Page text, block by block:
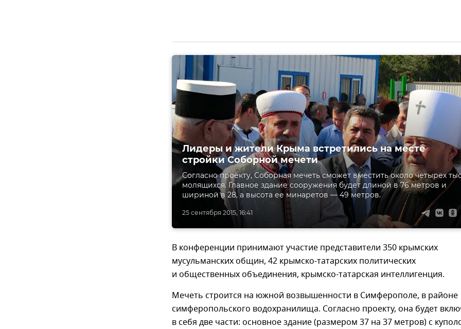
25 сентября 2015, 16:41
Лидеры и жители Крыма встретились на месте
стройки Соборной мечети
Согласно проекту, Соборная мечеть сможет вместить около четырех
молящихся. Главное здание сооружения будет длиной в 76 метров и
шириной в 28, а высота ее минаретов — 49 метров.
В конференции принимают участие представители 350 крымских
мусульманских общин, 42 крымско-татарских политических
и общественных объединения, крымско-татарская интеллигенция.
Мечеть строится на южной возвышенности в Симферополе, в районе
симферопольского водохранилища. Согласно проекту, она будет
в себя две части: основное здание (размером 37 на 37 метров) с